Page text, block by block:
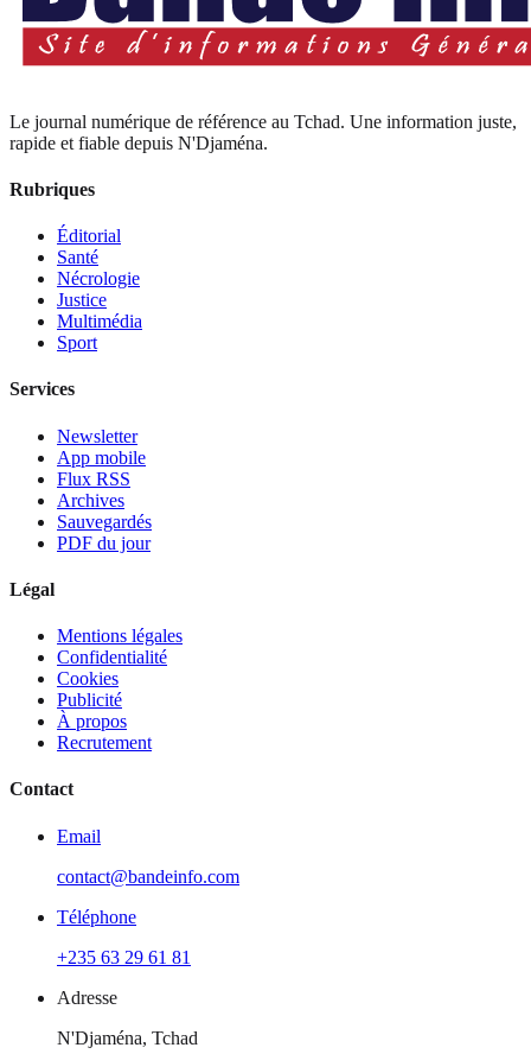
Le journal numérique de référence au Tchad. Une information juste,
rapide et fiable depuis N'Djaména.
Rubriques
Éditorial
Santé
Nécrologie
Justice
Multimédia
Sport
Services
Newsletter
App mobile
Flux RSS
Archives
Sauvegardés
PDF du jour
Légal
Mentions légales
Confidentialité
Cookies
Publicité
À propos
Recrutement
Contact
Email
contact@bandeinfo.com
Téléphone
+235 63 29 61 81
Adresse
N'Djaména, Tchad